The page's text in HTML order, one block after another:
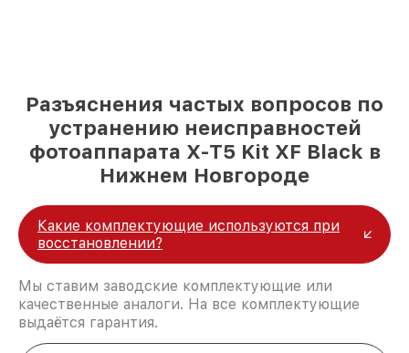
Разъяснения частых вопросов по
устранению неисправностей
фотоаппарата X-T5 Kit XF Black в
Нижнем Новгороде
Какие комплектующие используются при
восстановлении?
Мы ставим заводские комплектующие или
качественные аналоги. На все комплектующие
выдаётся гарантия.